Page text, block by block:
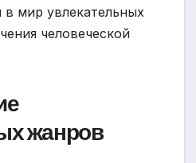
в мир увлекательных
человеческой
жанров